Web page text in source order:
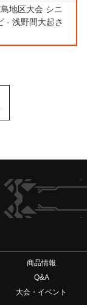
地区大会 シニ
- 浅野間大起さ
ヴァンガードch
商品情報
Q&A
大会・イベント